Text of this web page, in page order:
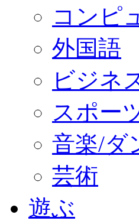
コンピ
外国語
ビジネ
スポー
音楽/ダ
芸術
遊ぶ